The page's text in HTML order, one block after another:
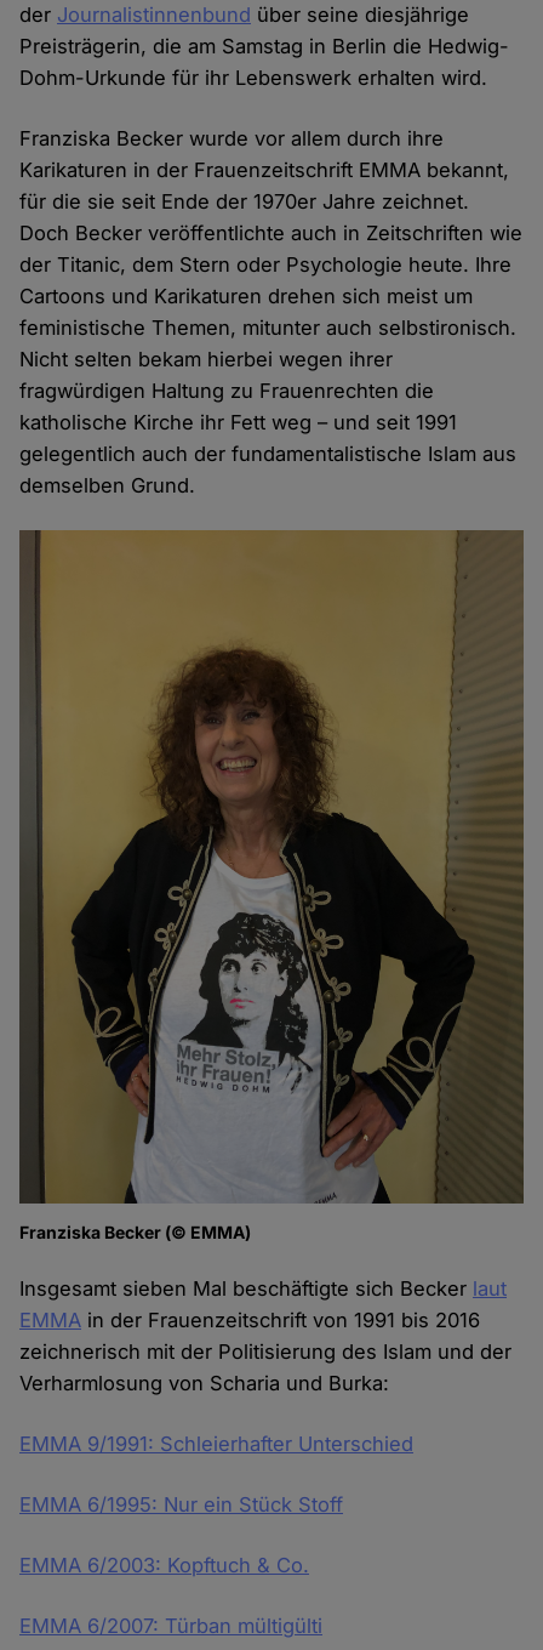
der Journalistinnenbund über seine diesjährige
Preisträgerin, die am Samstag in Berlin die Hedwig-
Dohm-Urkunde für ihr Lebenswerk erhalten wird.
Franziska Becker wurde vor allem durch ihre
Karikaturen in der Frauenzeitschrift EMMA bekannt,
für die sie seit Ende der 1970er Jahre zeichnet.
Doch Becker veröffentlichte auch in Zeitschriften wie
der Titanic, dem Stern oder Psychologie heute. Ihre
Cartoons und Karikaturen drehen sich meist um
feministische Themen, mitunter auch selbstironisch.
Nicht selten bekam hierbei wegen ihrer
fragwürdigen Haltung zu Frauenrechten die
katholische Kirche ihr Fett weg – und seit 1991
gelegentlich auch der fundamentalistische Islam aus
demselben Grund.
Franziska Becker (© EMMA)
Insgesamt sieben Mal beschäftigte sich Becker laut
EMMA in der Frauenzeitschrift von 1991 bis 2016
zeichnerisch mit der Politisierung des Islam und der
Verharmlosung von Scharia und Burka:
EMMA 9/1991: Schleierhafter Unterschied
EMMA 6/1995: Nur ein Stück Stoff
EMMA 6/2003: Kopftuch & Co.
EMMA 6/2007: Türban mültigülti